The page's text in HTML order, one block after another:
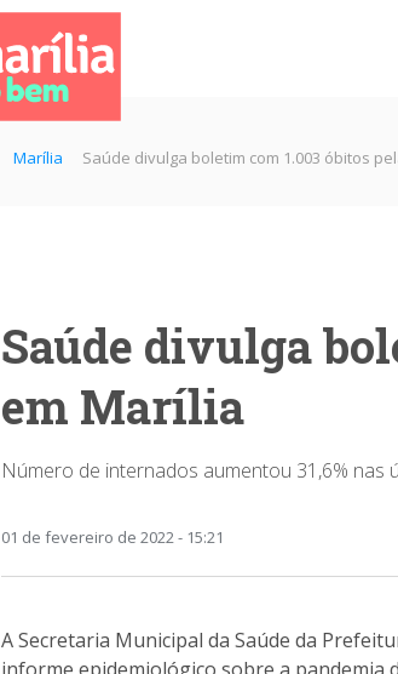
Marília Saúde divulga boletim com 1.003 óbitos
Saúde divulga
em Marília
Número de internados aumentou 31,6%
01 de fevereiro de 2022 - 15:21
A Secretaria Municipal da Saúde da